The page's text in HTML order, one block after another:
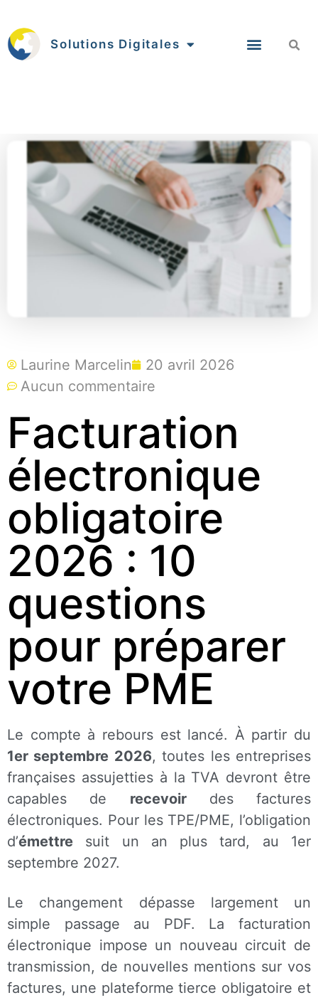
Solutions Digitales
Laurine Marcelin
20 avril 2026
Aucun commentaire
Facturation
électronique
obligatoire
2026 : 10
questions
pour préparer
votre PME
Le compte à rebours est lancé. À partir du
1er septembre 2026, toutes les entreprises
françaises assujetties à la TVA devront être
capables de recevoirdes factures
électroniques. Pour les TPE/PME, l’obligation
d’émettre suit un an plus tard, au 1er
septembre 2027.
Le changement dépasse largement un
simple passage au PDF. La facturation
électronique impose un nouveau circuit de
transmission, de nouvelles mentions sur vos
factures, une plateforme tierce obligatoire et